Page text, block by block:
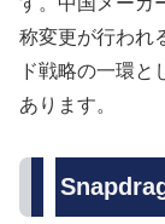
称変更が行われ
ド戦略の一環と
あります。